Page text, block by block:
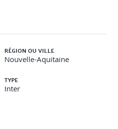
et analyser un projet
pour modifier directement
et utiliser des
RÉGION OU VILLE
Nouvelle-Aquitaine
TYPE
Inter